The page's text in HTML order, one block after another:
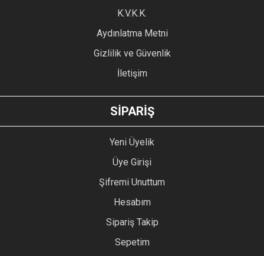
K.V.K.K.
Aydınlatma Metni
Gizlilik ve Güvenlik
İletişim
SİPARİŞ
Yeni Üyelik
Üye Girişi
Şifremi Unuttum
Hesabım
Sipariş Takip
Sepetim